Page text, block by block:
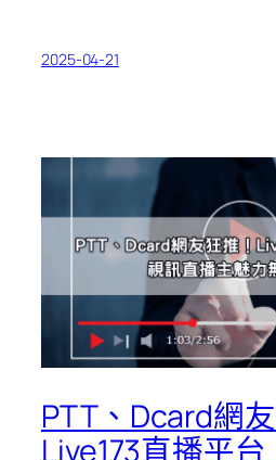
2025-04-21
PTT、Dcard網
Live173直播平